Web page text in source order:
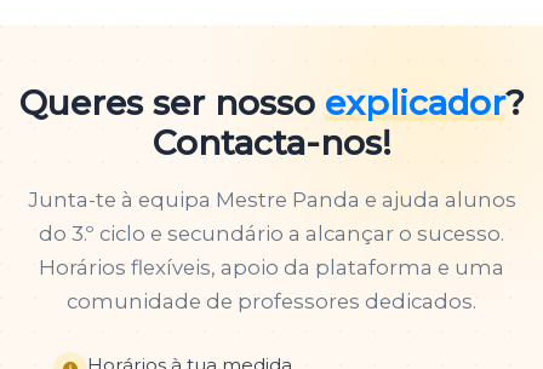
Queres ser nosso explicador?
Contacta-nos!
Junta-te à equipa Mestre Panda e ajuda alunos
do 3.º ciclo e secundário a alcançar o sucesso.
Horários flexíveis, apoio da plataforma e uma
comunidade de professores dedicados.